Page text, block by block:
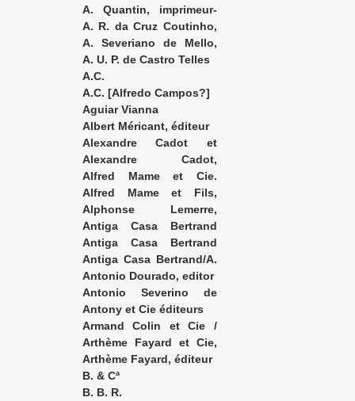
A. Quantin, imprimeur-
éditeurA. R. da Cruz Coutinho,
editorA. Severiano de Mello,
editorA. U. P. de Castro Telles
A.C.
A.C. [Alfredo Campos?]
Aguiar Vianna
Albert Méricant, éditeur
Alexandre Cadot et
Degorce, éditeurs
Alexandre Cadot,
éditeurAlfred Mame et Cie.
Imprimeurs-Libraires
Alfred Mame et Fils,
éditeursAlphonse Lemerre,
éditeurAntiga Casa Bertrand
José Bastos
Antiga Casa Bertrand
José Bastos & Cia. Editores
Antiga Casa Bertrand/A.
Lavignasse Filho & Cª
Antonio Dourado, editor
Antonio Severino de
Mello, editor
Antony et Cie éditeurs
Armand Colin et Cie /
Calmann Lévy
Arthème Fayard et Cie,
éditeursArthème Fayard, éditeur
B. & Cª
B. B. R.